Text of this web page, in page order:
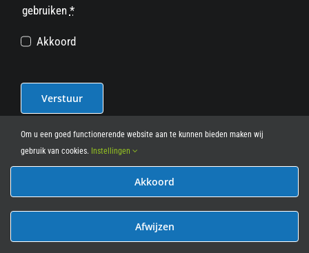
gebruiken *
Akkoord
Verstuur
© 2012 - 2026• Leasy Bike • All Rights Reserved • powered
Om u een goed functionerende website aan te kunnen bieden maken wij
gebruik van cookies. Instellingen
Akkoord
Afwijzen